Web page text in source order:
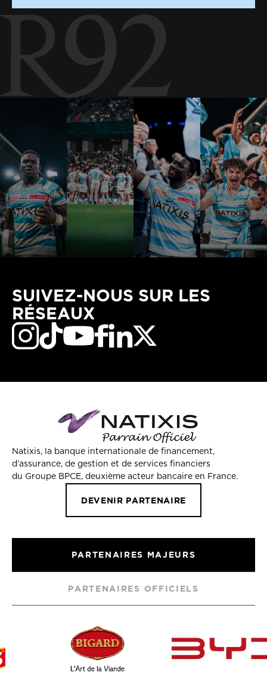
SUIVEZ-NOUS SUR LES
RÉSEAUX
Natixis, la banque internationale de financement,
d’assurance, de gestion et de services financiers
du Groupe BPCE, deuxième acteur bancaire en France.
DEVENIR PARTENAIRE
PARTENAIRES MAJEURS
PARTENAIRES OFFICIELS